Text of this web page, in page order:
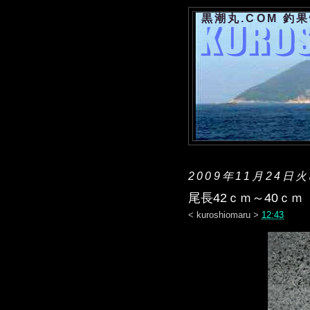
黒潮丸.COM 釣
2009年11月24日火
尾長42ｃｍ～40ｃｍ
< kuroshiomaru > 12:43